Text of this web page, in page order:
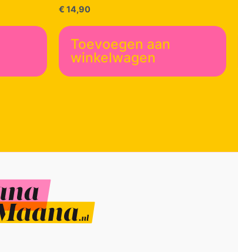
€ 14,90
Toevoegen aan
winkelwagen